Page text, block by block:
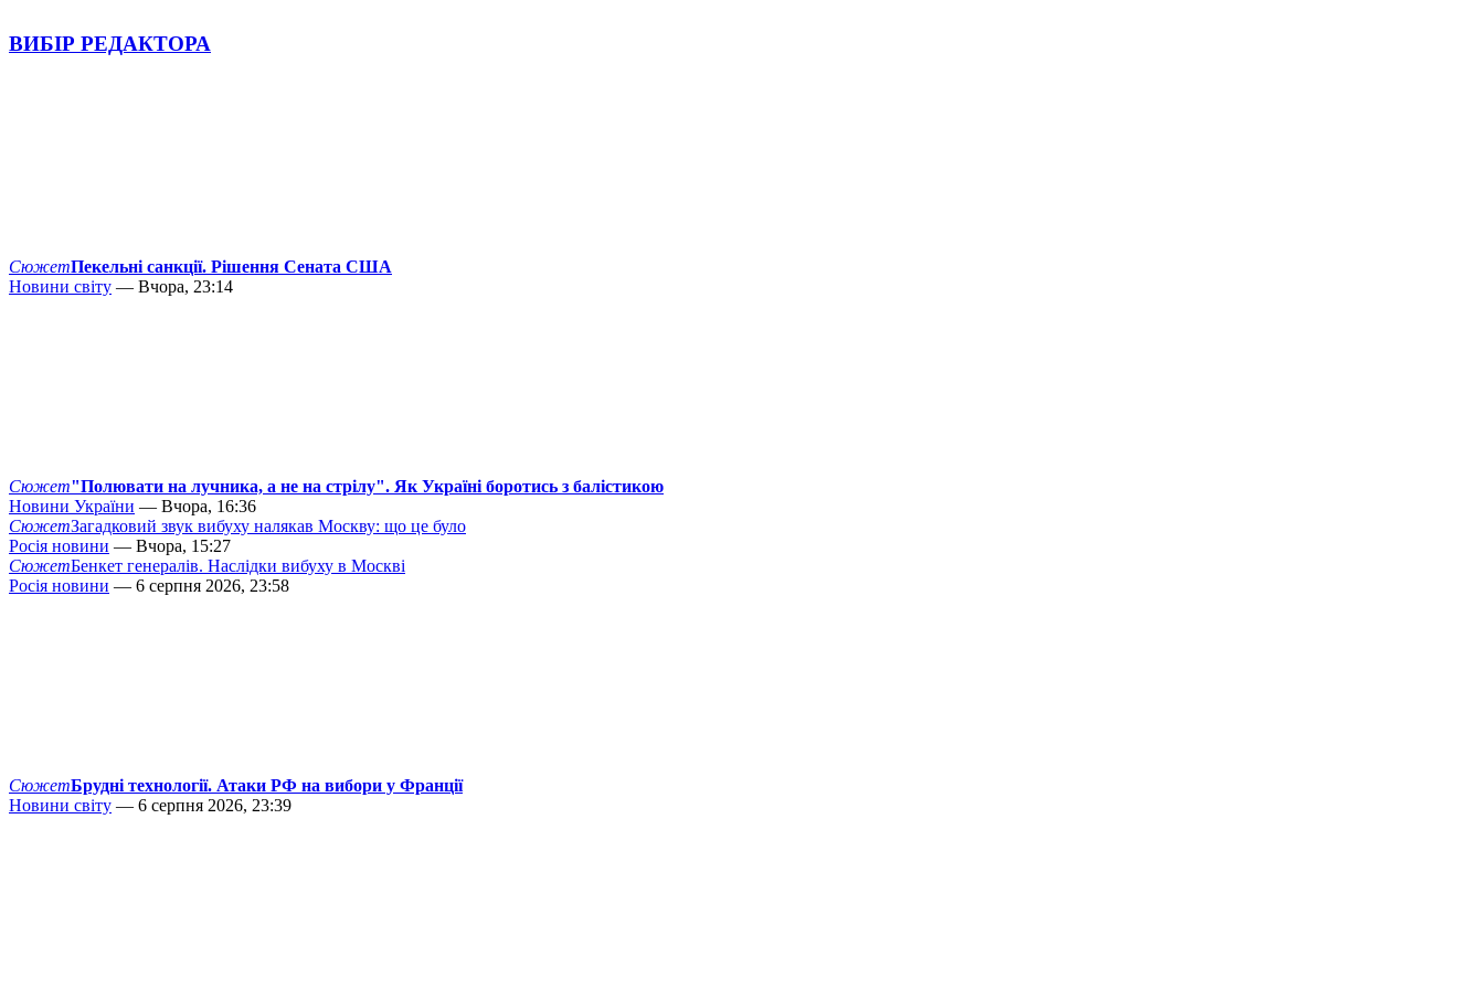
ВИБІР РЕДАКТОРА
СюжетПекельні санкції. Рішення Сената США
Новини світу — Вчора, 23:14
Сюжет"Полювати на лучника, а не на стрілу". Як Україні боротись з балістикою
Новини України — Вчора, 16:36
СюжетЗагадковий звук вибуху налякав Москву: що це було
Росія новини — Вчора, 15:27
СюжетБенкет генералів. Наслідки вибуху в Москві
Росія новини — 6 серпня 2026, 23:58
СюжетБрудні технології. Атаки РФ на вибори у Франції
Новини світу — 6 серпня 2026, 23:39